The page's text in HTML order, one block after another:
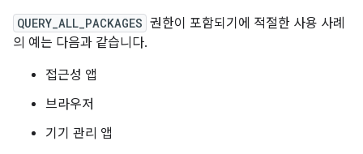
QUERY_ALL_PACKAGES 권한이 포함되기에 적절한 사용 사례
의 예는 다음과 같습니다.
접근성 앱
브라우저
기기 관리 앱